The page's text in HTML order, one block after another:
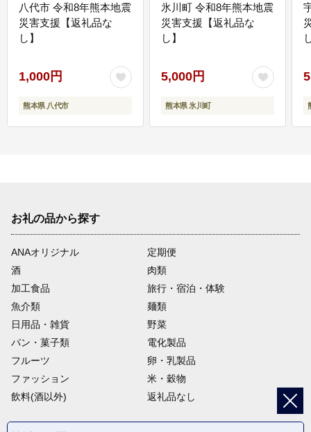
八代市 令和8年熊本地震
災害支援【返礼品な
し】
1,000円
熊本県 八代市
氷川町 令和8年熊本地震
災害支援【返礼品な
し】
5,000円
熊本県 氷川町
お礼の品から探す
ANAオリジナル
定期便
酒
肉類
加工食品
旅行・宿泊・体験
魚介類
麺類
日用品・雑貨
野菜
パン・菓子類
電化製品
フルーツ
卵・乳製品
ファッション
米・穀物
飲料(酒以外)
返礼品なし